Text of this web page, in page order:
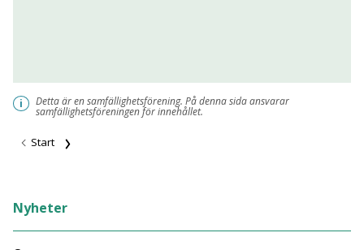
i Detta är en samfällighetsförening. På denna sida ansvarar
samfällighetsföreningen för innehållet.
Start
Nyheter